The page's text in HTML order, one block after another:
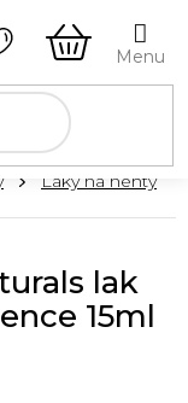
NÁKUPNÍ
KOŠÍK
Laky na nehty
lak
15ml